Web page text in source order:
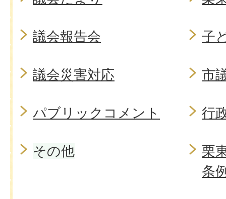
議会報告会 子
議会災害対応 市
パブリックコメント 行
その他
栗
条